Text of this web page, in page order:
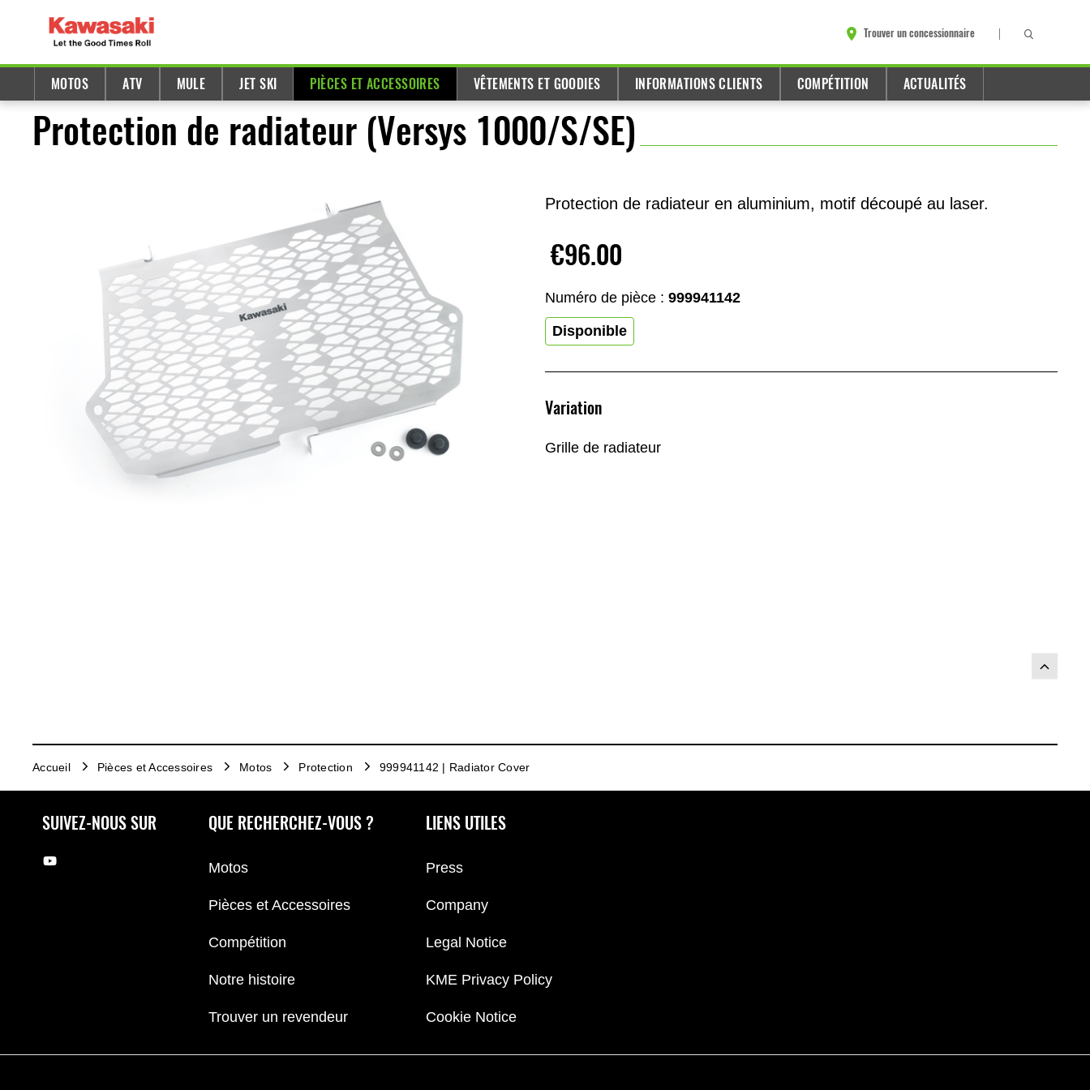
Trouver un concessionnaire
MOTOS ATV MULE JET SKI PIÈCES ET ACCESSOIRES VÊTEMENTS ET GOODIES INFORMATIONS CLIENTS COMPÉTITION ACTUALITÉS
Protection de radiateur (Versys 1000/S/SE)
Protection de radiateur en aluminium, motif découpé au laser.
€96.00
Numéro de pièce : 999941142
Disponible
Variation
Grille de radiateur
Accueil Pièces et Accessoires Motos Protection 999941142 | Radiator Cover
SUIVEZ-NOUS SUR QUE RECHERCHEZ-VOUS ?
Motos
Pièces et Accessoires
Compétition
Notre histoire
Trouver un revendeur
LIENS UTILES
Press
Company
Legal Notice
KME Privacy Policy
Cookie Notice